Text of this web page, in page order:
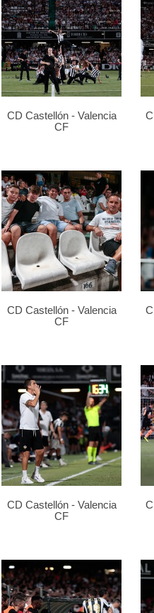
CD Castellón - Valencia
CF
CD Castellón - Valencia
CF
CD Castellón - Valencia
CF